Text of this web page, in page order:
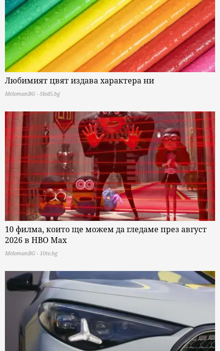
Любимият цвят издава характера ни
MelomanBG - Sled5.bg
10 филма, които ще можем да гледаме през август
2026 в HBO Max
MelomanBG - 10te.bg